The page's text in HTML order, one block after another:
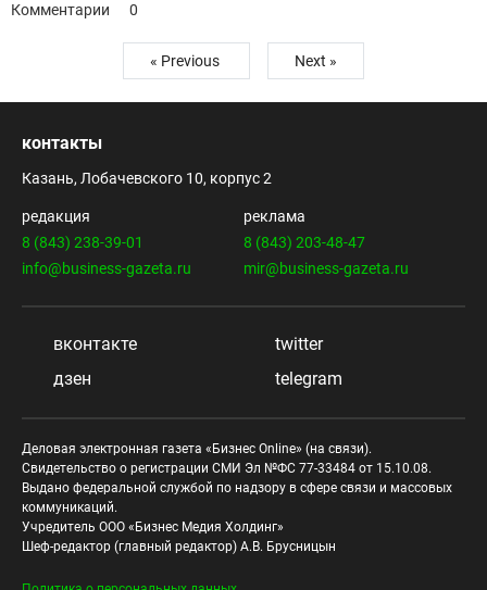
Комментарии 0
« Previous Next »
контакты
Казань, Лобачевского 10, корпус 2
редакция
8 (843) 238-39-01
info@business-gazeta.ru
реклама
8 (843) 203-48-47
mir@business-gazeta.ru
вконтакте
twitter
дзен
telegram
Деловая электронная газета «Бизнес Online» (на связи).
Свидетельство о регистрации СМИ Эл №ФС 77-33484 от 15.10.08.
Выдано федеральной службой по надзору в сфере связи и массовых
коммуникаций.
Учредитель ООО «Бизнес Медия Холдинг»
Шеф-редактор (главный редактор) А.В. Брусницын